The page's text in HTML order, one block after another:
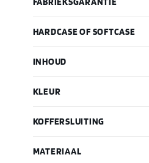
HARDCASE OF SOFTCASE
INHOUD
KLEUR
KOFFERSLUITING
MATERIAAL